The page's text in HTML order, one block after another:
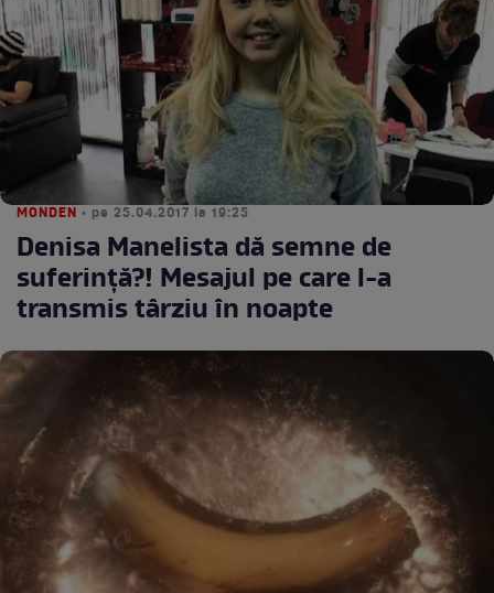
MONDEN • pe 25.04.2017 la 19:25
Denisa Manelista dă semne de
suferință?! Mesajul pe care l-a
transmis târziu în noapte